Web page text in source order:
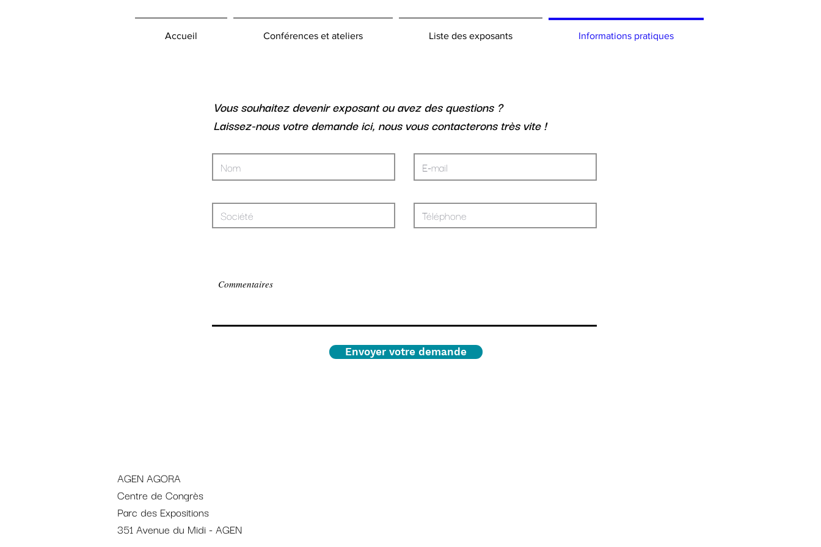
Accueil Conférences et ateliers Liste des exposants Informations pratiques
Vous souhaitez devenir exposant ou avez des questions ?
Laissez-nous votre demande ici, nous vous contacterons très vite !
Envoyer votre demande
AGEN AGORA
Centre de Congrès
Parc des Expositions
351 Avenue du Midi - AGEN